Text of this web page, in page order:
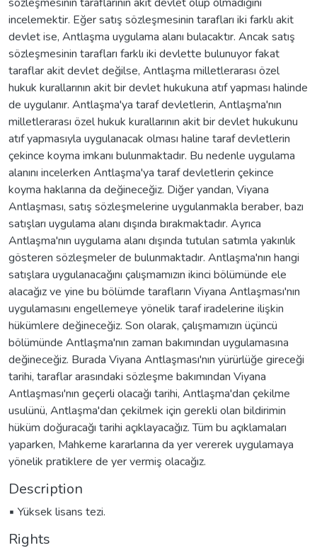
incelemektir. Eğer satış sözleşmesinin tarafları iki farklı akit
devlet ise, Antlaşma uygulama alanı bulacaktır. Ancak satış
sözleşmesinin tarafları farklı iki devlette bulunuyor fakat
taraflar akit devlet değilse, Antlaşma milletlerarası özel
hukuk kurallarının akit bir devlet hukukuna atıf yapması halinde
de uygulanır. Antlaşma'ya taraf devletlerin, Antlaşma'nın
milletlerarası özel hukuk kurallarının akit bir devlet hukukunu
atıf yapmasıyla uygulanacak olması haline taraf devletlerin
çekince koyma imkanı bulunmaktadır. Bu nedenle uygulama
alanını incelerken Antlaşma'ya taraf devletlerin çekince
koyma haklarına da değineceğiz. Diğer yandan, Viyana
Antlaşması, satış sözleşmelerine uygulanmakla beraber, bazı
satışları uygulama alanı dışında bırakmaktadır. Ayrıca
Antlaşma'nın uygulama alanı dışında tutulan satımla yakınlık
gösteren sözleşmeler de bulunmaktadır. Antlaşma'nın hangi
satışlara uygulanacağını çalışmamızın ikinci bölümünde ele
alacağız ve yine bu bölümde tarafların Viyana Antlaşması'nın
uygulamasını engellemeye yönelik taraf iradelerine ilişkin
hükümlere değineceğiz. Son olarak, çalışmamızın üçüncü
bölümünde Antlaşma'nın zaman bakımından uygulamasına
değineceğiz. Burada Viyana Antlaşması'nın yürürlüğe gireceği
tarihi, taraflar arasındaki sözleşme bakımından Viyana
Antlaşması'nın geçerli olacağı tarihi, Antlaşma'dan çekilme
usulünü, Antlaşma'dan çekilmek için gerekli olan bildirimin
hüküm doğuracağı tarihi açıklayacağız. Tüm bu açıklamaları
yaparken, Mahkeme kararlarına da yer vererek uygulamaya
yönelik pratiklere de yer vermiş olacağız.
Description
▪ Yüksek lisans tezi.
Rights